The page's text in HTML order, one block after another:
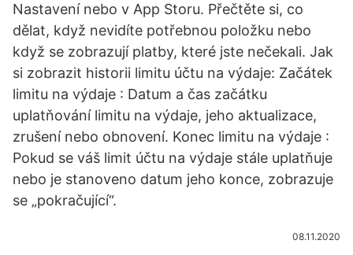
Nastavení nebo v App Storu. Přečtěte si, co
dělat, když nevidíte potřebnou položku nebo
když se zobrazují platby, které jste nečekali. Jak
si zobrazit historii limitu účtu na výdaje: Začátek
limitu na výdaje : Datum a čas začátku
uplatňování limitu na výdaje, jeho aktualizace,
zrušení nebo obnovení. Konec limitu na výdaje :
Pokud se váš limit účtu na výdaje stále uplatňuje
nebo je stanoveno datum jeho konce, zobrazuje
se „pokračující“.
08.11.2020